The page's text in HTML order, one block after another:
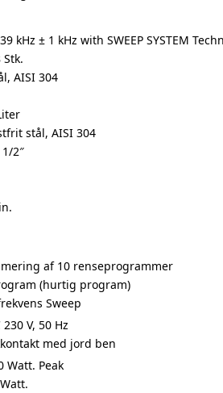
kHz ± 1 kHz with SWEEP SYSTEM
AISI 304
stål, AISI 304
2″
af 10 renseprogrammer
(hurtig program)
Sweep
V, 50 Hz
med jord ben
Watt. Peak